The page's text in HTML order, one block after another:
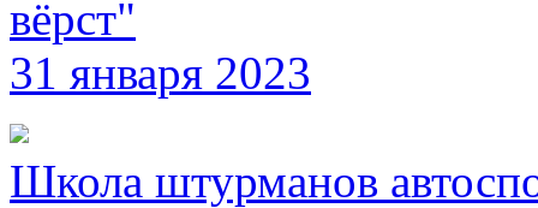
вёрст"
31 января 2023
Школа штурманов